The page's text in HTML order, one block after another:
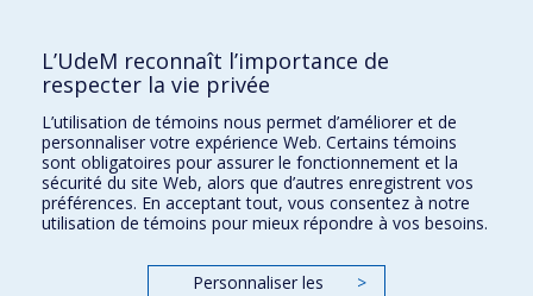
Pavillon de la Direction des immeubles
C.P. 6128, succursale Centre-ville
Montréal (Québec)
H3C 3J7
Besoin d'aide ?
Joindre l'équipe
L’UdeM reconnaît l’importance de
respecter la vie privée
L’utilisation de témoins nous permet d’améliorer et de
personnaliser votre expérience Web. Certains témoins
sont obligatoires pour assurer le fonctionnement et la
sécurité du site Web, alors que d’autres enregistrent vos
préférences. En acceptant tout, vous consentez à notre
utilisation de témoins pour mieux répondre à vos besoins.
Personnaliser les
>